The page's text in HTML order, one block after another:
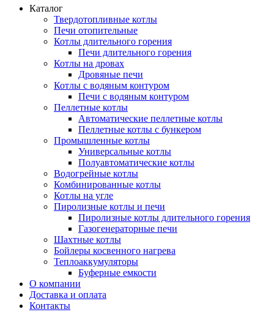
Каталог
Твердотопливные котлы
Печи отопительные
Котлы длительного горения
Печи длительного горения
Котлы на дровах
Дровяные печи
Котлы с водяным контуром
Печи с водяным контуром
Пеллетные котлы
Автоматические пеллетные котлы
Пеллетные котлы с бункером
Промышленные котлы
Универсальные котлы
Полуавтоматические котлы
Водогрейные котлы
Комбинированные котлы
Котлы на угле
Пиролизные котлы и печи
Пиролизные котлы длительного горения
Газогенераторные печи
Шахтные котлы
Бойлеры косвенного нагрева
Теплоаккумуляторы
Буферные емкости
О компании
Доставка и оплата
Контакты